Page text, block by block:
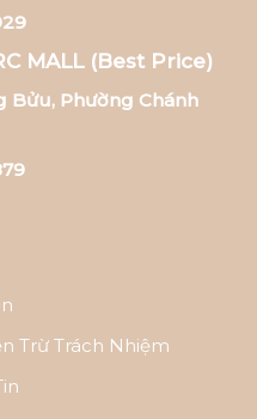
MALL (Best Price)
Bửu, Phường Chánh
Trừ Trách Nhiệm